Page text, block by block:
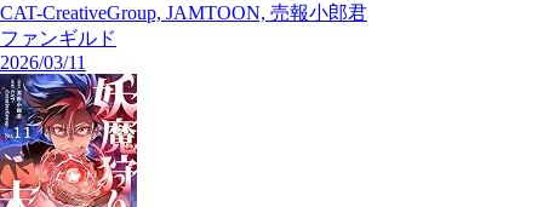
CAT-CreativeGroup, JAMTOON, 売報小郎君
ファンギルド
2026/03/11